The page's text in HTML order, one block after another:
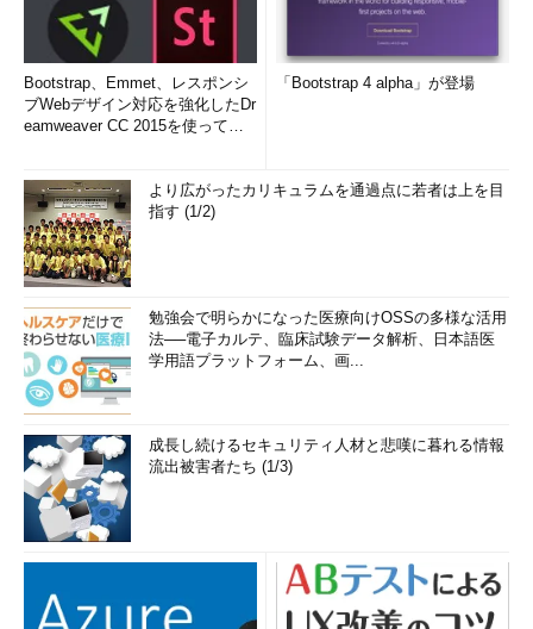
Bootstrap、Emmet、レスポンシ
ブWebデザイン対応を強化したDr
eamweaver CC 2015を使って
「Bootstrap 4 alpha」が登場
より広がったカリキュラムを通過点に若者は上を目
指す (1/2)
勉強会で明らかになった医療向けOSSの多様な活用
法──電子カルテ、臨床試験データ解析、日本語医
学用語プラットフォーム、画...
成長し続けるセキュリティ人材と悲嘆に暮れる情報
流出被害者たち (1/3)